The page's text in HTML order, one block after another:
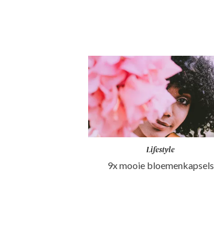
Lifestyle
9x mooie bloemenkapsels